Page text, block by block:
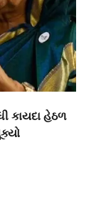
કાયદા હેઠળ